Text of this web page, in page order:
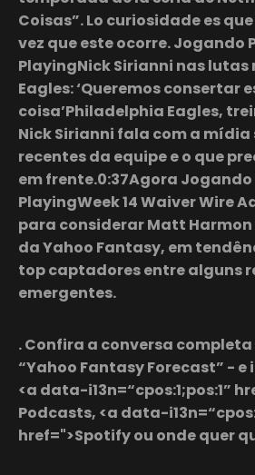
Coisas”. Lo curiosidade es
vez que este ocorre. Jogando
PlayingNick Sirianni nas lutas
Eagles: ‘Queremos consertar
coisa’Philadelphia Eagles,
Nick Sirianni fala com a mídia
recentes da equipe e o que
em frente.0:37Agora Jogando
PlayingWeek 14 Waiver Wire
para considerar Matt Harmon
da Yahoo Fantasy, em
top captadores entre alguns
emergentes.
. Confira a conversa
“Yahoo Fantasy Forecast” -
<a data-i13n=“cpos:1;pos:1”
Podcasts, <a data-
href=">Spotify ou onde quer